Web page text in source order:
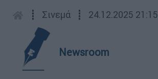
┋ Σινεμά ┋ 24.12.2025 21:15
Newsroom